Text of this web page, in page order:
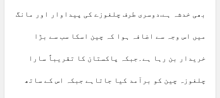
بھی خدشہ ہے.دوسری طرف چلغوزے کی پیداوار اور مانگ
میں اس وجہ سے اضافہ ہوا کہ چین اسکا سب سے بڑا
خریدار بن رہا ہے۔جبکہ پاکستان کا تقریباً سارا
چلغوزہ چین کو برآمد کیا جاتاہے جبکہ اس کے ساتھ